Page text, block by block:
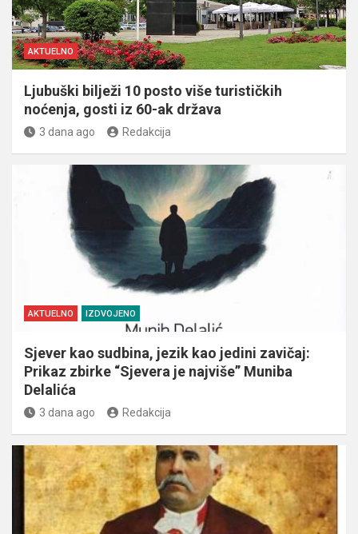
AKTUELNO
Ljubuški bilježi 10 posto više turističkih
noćenja, gosti iz 60-ak država
3 dana ago Redakcija
AKTUELNO IZDVOJENO
Sjever kao sudbina, jezik kao jedini zavičaj:
Prikaz zbirke “Sjevera je najviše” Muniba
Delalića
3 dana ago Redakcija